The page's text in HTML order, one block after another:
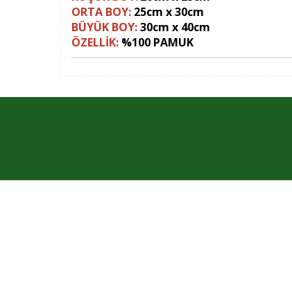
ORTA BOY: 25cm x 30cm
BÜYÜK BOY:30cm x 40cm
ÖZELLİK: %100 PAMUK